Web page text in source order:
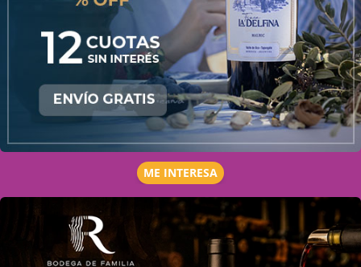
ME INTERESA